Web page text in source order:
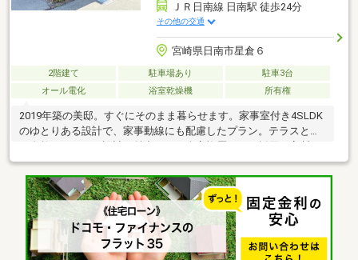
ＪＲ日南線 日南駅 徒歩24分
その他の交通
宮崎県日南市星倉６
2階建て 駐車場あり
駐車3台
オール電化
浴室乾燥機 所有権
2019年築の美邸。すぐにそのまま暮らせます。家事室付き4SLDK
のゆとりある設計で、家事動線にも配慮したプラン。テラスと庭
熱、設備・内装もグレードの高い仕様。ニッチ収納や階段下スペ
ースなど、随所に工夫を凝らしたアイデア設計で吾田東小まで徒
歩8分、スーパー等の買い物施設も近く生活利便性良好。日南の青
空の下、理想の暮らしを叶える住まいです。ぜひ現地でご体感く
ださい。※住所の公開は控えさせていただいております。ご見学
希望の際は弊社までご連絡をお願いいたします。 TEL0985-77-
7553 株式会社木花リアルティ